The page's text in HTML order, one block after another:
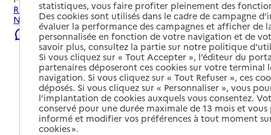
Rechercher les établissements et services autour de Le
Neubourg.
Signaler une erreur
statistiques, vous faire profiter pleinement des
Des cookies sont utilisés dans le cadre de campagne
évaluer la performance des campagnes et afficher de
personnalisée en fonction de votre navigation et de
savoir plus, consultez la partie sur notre politique
Si vous cliquez sur « Tout Accepter », l’éditeur du
partenaires déposeront ces cookies sur votre terminal
navigation. Si vous cliquez sur « Tout Refuser », ces
déposés. Si vous cliquez sur « Personnaliser », vous
l’implantation de cookies auxquels vous consentez.
conservé pour une durée maximale de 13 mois et
informé et modifier vos préférences à tout moment
cookies ».